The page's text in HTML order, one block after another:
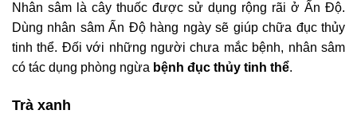
Nhân sâm là cây thuốc được sử dụng rộng rãi ở Ấn Độ.
Dùng nhân sâm Ấn Độ hàng ngày sẽ giúp chữa đục thủy
tinh thể. Đối với những người chưa mắc bệnh, nhân sâm
có tác dụng phòng ngừa bệnh đục thủy tinh thể.
Trà xanh